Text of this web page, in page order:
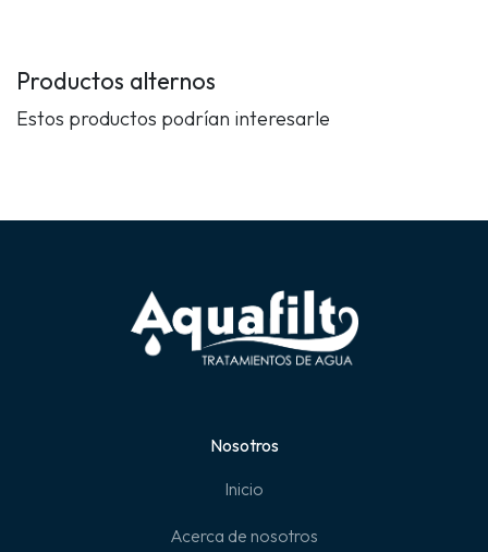
Productos alternos
Estos productos podrían interesarle
Nosotros
Inicio
Acerca de nosotros